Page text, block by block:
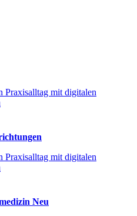
Praxisalltag mit digitalen
Praxisalltag mit digitalen
Neu